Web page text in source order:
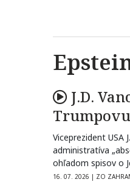
J.D.
Viceprezident USA
administratíva
ohľadom spisov o
zverejniť…
16. 07. 2026 | ZO